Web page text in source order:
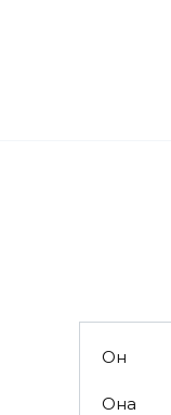
Он
Она